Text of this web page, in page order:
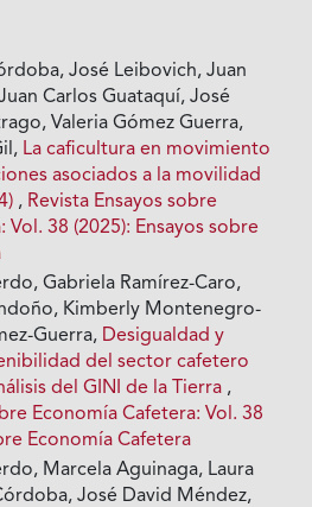
José Leibovich, Juan
Carlos Guataquí, José
Valeria Gómez Guerra,
La caficultura en movimiento
asociados a la movilidad
, Revista Ensayos sobre
Vol. 38 (2025): Ensayos sobre
Gabriela Ramírez-Caro,
Kimberly Montenegro-
Guerra, Desigualdad y
del sector cafetero
del GINI de la Tierra ,
Economía Cafetera: Vol. 38
Economía Cafetera
Marcela Aguinaga, Laura
José David Méndez,